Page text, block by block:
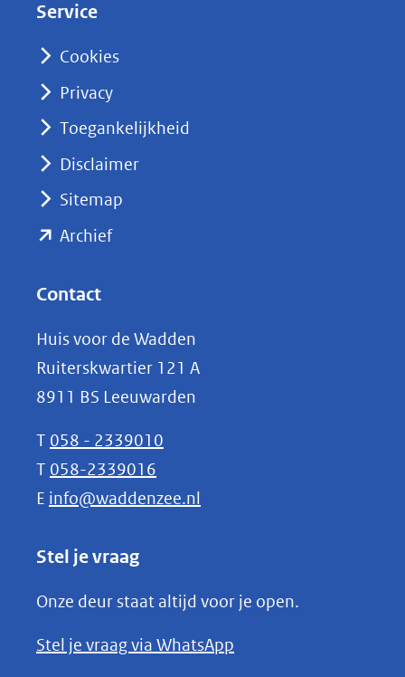
nieuw
naar
Service
Cookies
Privacy
Toegankelijkheid
Disclaimer
Sitemap
Archief(opent
(verwijst
naar
een
andere
website)
Contact
Huis voor de Wadden
Ruiterskwartier 121 A
8911 BS Leeuwarden
T 058 - 2339010
T 058-2339016
E info@waddenzee.nl
Stel je vraag
Onze deur staat altijd voor je open.
Stel je vraag via WhatsApp